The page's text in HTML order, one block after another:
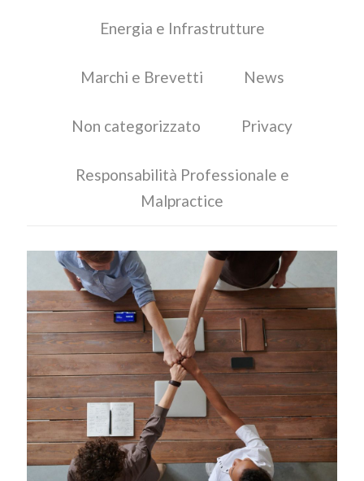
Energia e Infrastrutture
Marchi e Brevetti News
Non categorizzato Privacy
Responsabilità Professionale e
Malpractice